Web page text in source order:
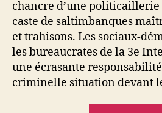
chancre d’une
caste de saltimbanques
et trahisons. Les sociaux-
les bureaucrates de la 3e
une écrasante
criminelle situation devant